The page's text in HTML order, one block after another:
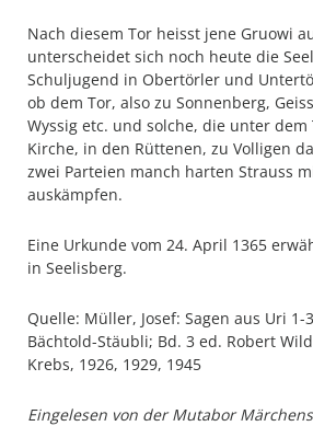
Nach diesem Tor heisst jene Gruowi
unterscheidet sich noch heute die
Schuljugend in Obertörler und
ob dem Tor, also zu Sonnenberg,
Wyssig etc. und solche, die unter
Kirche, in den Rüttenen, zu Volligen
zwei Parteien manch harten Strauss
auskämpfen.
Eine Urkunde vom 24. April 1365
in Seelisberg.
Quelle: Müller, Josef: Sagen aus Uri 1-
Bächtold-Stäubli; Bd. 3 ed. Robert
Krebs, 1926, 1929, 1945
Eingelesen von der Mutabor